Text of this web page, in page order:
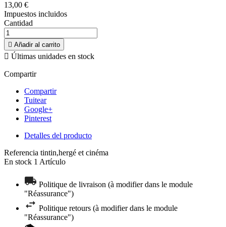
13,00 €
Impuestos incluidos
Cantidad
 Añadir al carrito
 Últimas unidades en stock
Compartir
Compartir
Tuitear
Google+
Pinterest
Detalles del producto
Referencia tintin,hergé et cinéma
En stock 1 Artículo
Politique de livraison (à modifier dans le module
"Réassurance")
Politique retours (à modifier dans le module
"Réassurance")